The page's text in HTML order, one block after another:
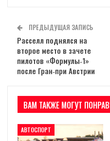
ПРЕДЫДУЩАЯ ЗАПИСЬ
Расселл поднялся на
второе место в зачете
пилотов «Формулы‑1»
после Гран‑при Австрии
ВАМ ТАКЖЕ МОГУТ
АВТОСПОРТ